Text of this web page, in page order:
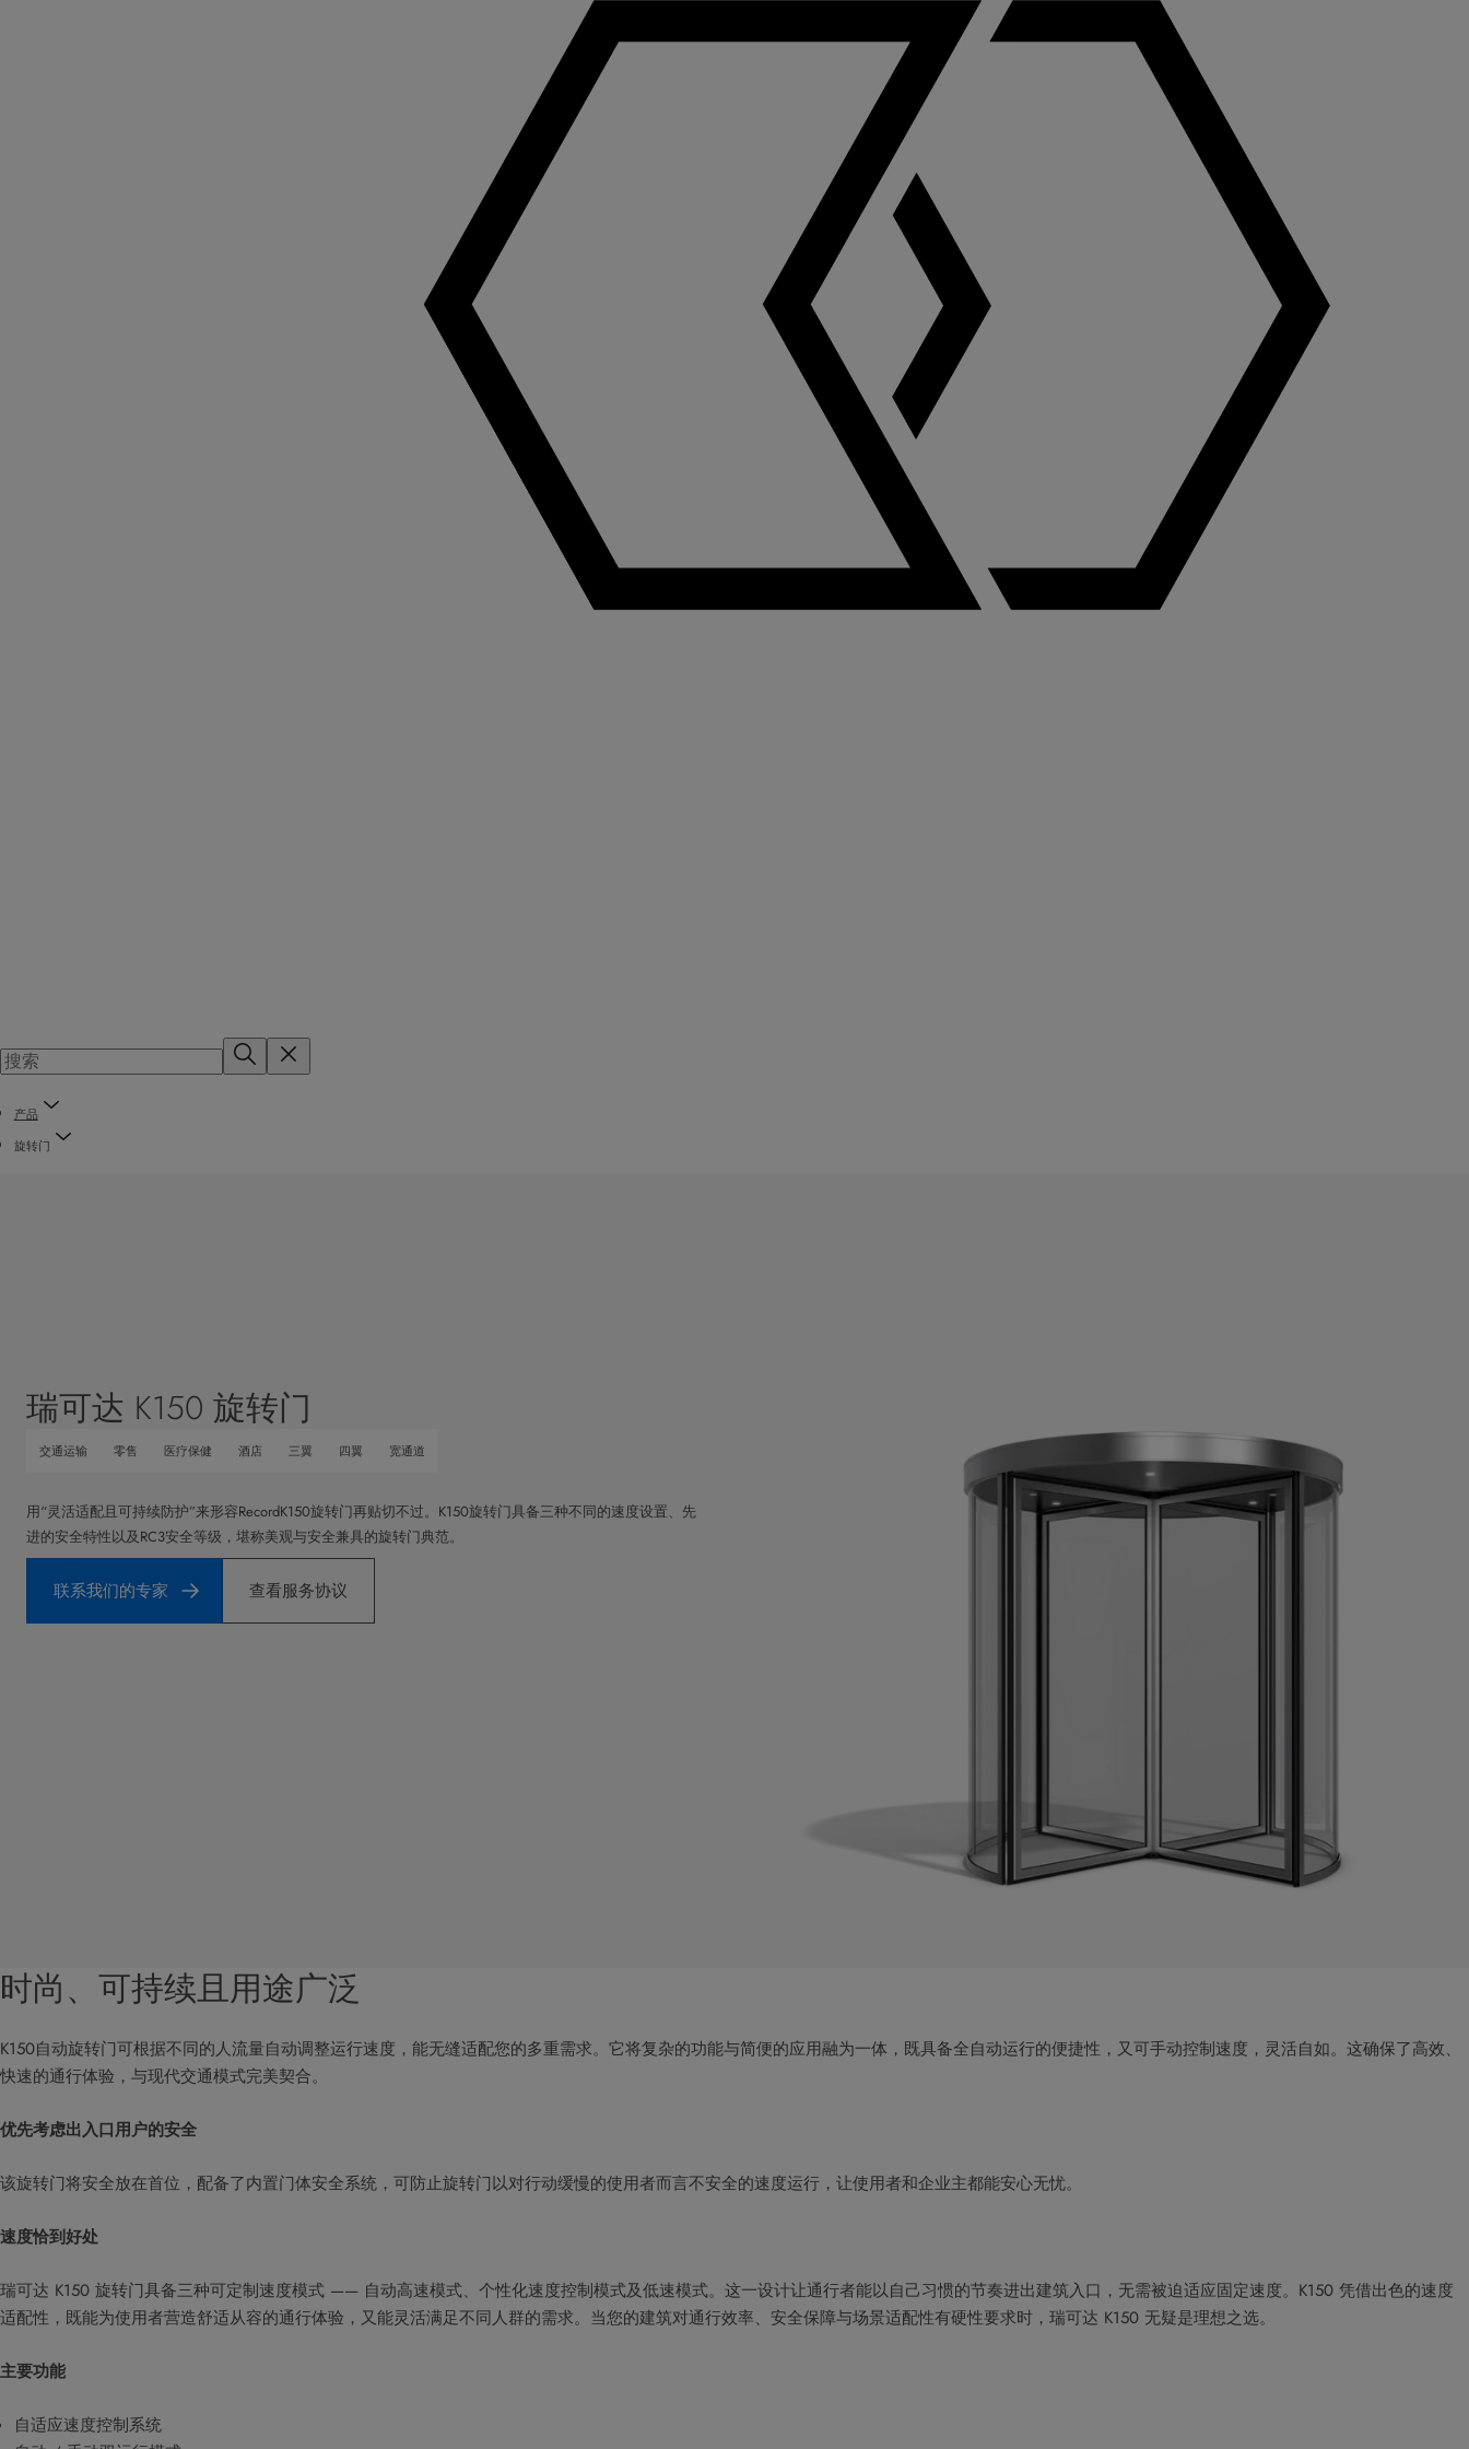
产品
旋转门
瑞可达 K150 旋转门
交通运输 零售 医疗保健 酒店 三翼 四翼 宽通道
用“灵活适配且可持续防护”来形容RecordK150旋转门再贴切不过。K150旋转门具备三种不同的速度设置、先
进的安全特性以及RC3安全等级，堪称美观与安全兼具的旋转门典范。
联系我们的专家 查看服务协议
时尚、可持续且用途广泛
K150自动旋转门可根据不同的人流量自动调整运行速度，能无缝适配您的多重需求。它将复杂的功能与简便的应用融为一体，既具备全自动运行的便捷性，又可手动控制速度，灵活自如。这确保了高效、
快速的通行体验，与现代交通模式完美契合。
优先考虑出入口用户的安全
该旋转门将安全放在首位，配备了内置门体安全系统，可防止旋转门以对行动缓慢的使用者而言不安全的速度运行，让使用者和企业主都能安心无忧。​
速度恰到好处
瑞可达 K150 旋转门具备三种可定制速度模式 —— 自动高速模式、个性化速度控制模式及低速模式。这一设计让通行者能以自己习惯的节奏进出建筑入口，无需被迫适应固定速度。K150 凭借出色的速度
适配性，既能为使用者营造舒适从容的通行体验，又能灵活满足不同人群的需求。当您的建筑对通行效率、安全保障与场景适配性有硬性要求时，瑞可达 K150 无疑是理想之选。
主要功能
自适应速度控制系统